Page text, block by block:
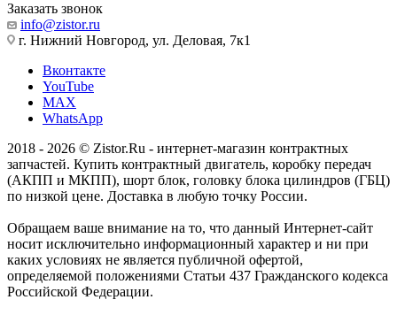
Заказать звонок
info@zistor.ru
г. Нижний Новгород, ул. Деловая, 7к1
Вконтакте
YouTube
MAX
WhatsApp
2018 - 2026 © Zistor.Ru - интернет-магазин контрактных
запчастей. Купить контрактный двигатель, коробку передач
(АКПП и МКПП), шорт блок, головку блока цилиндров (ГБЦ)
по низкой цене. Доставка в любую точку России.
Обращаем ваше внимание на то, что данный Интернет-сайт
носит исключительно информационный характер и ни при
каких условиях не является публичной офертой,
определяемой положениями Статьи 437 Гражданского кодекса
Российской Федерации.